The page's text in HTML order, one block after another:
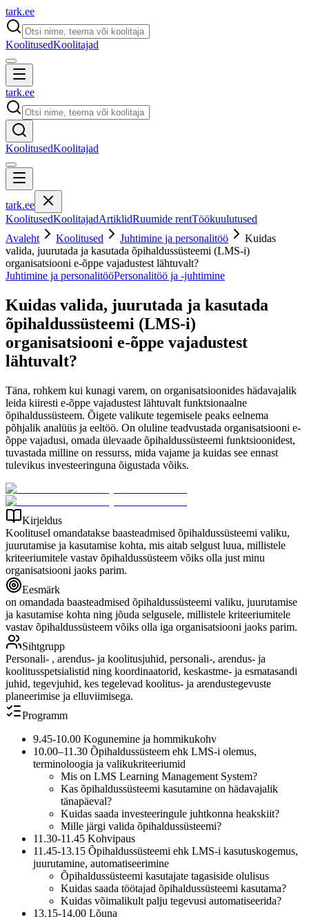
tark.ee
KoolitusedKoolitajad
tark.ee
KoolitusedKoolitajad
tark.ee
KoolitusedKoolitajadArtiklidRuumide rentTöökuulutused
Avaleht
Koolitused Juhtimine ja personalitöö
Kuidas
valida, juurutada ja kasutada õpihaldussüsteemi (LMS-i)
organisatsiooni e-õppe vajadustest lähtuvalt?
Juhtimine ja personalitööPersonalitöö ja -juhtimine
Kuidas valida, juurutada ja kasutada
õpihaldussüsteemi (LMS-i)
organisatsiooni e-õppe vajadustest
lähtuvalt?
Täna, rohkem kui kunagi varem, on organisatsioonides hädavajalik
leida kiiresti e-õppe vajadustest lähtuvalt funktsionaalne
õpihaldussüsteem. Õigete valikute tegemisele peaks eelnema
põhjalik analüüs ja eeltöö. On oluline teadvustada organisatsiooni e-
õppe vajadusi, omada ülevaade õpihaldussüsteemi funktsioonidest,
tuvastada milline on ressurss, mida vajame ja kuidas see ennast
tulevikus investeeringuna õigustada võiks.
Kirjeldus
Koolitusel omandatakse baasteadmised õpihaldussüsteemi valiku,
juurutamise ja kasutamise kohta, mis aitab selgust luua, millistele
kriteeriumitele vastav õpihaldussüsteem võiks olla just minu
organisatsiooni jaoks parim.
Eesmärk
on omandada baasteadmised õpihaldussüsteemi valiku, juurutamise
ja kasutamise kohta ning jõuda selgusele, millistele kriteeriumitele
vastav õpihaldussüsteem võiks olla iga organisatsiooni jaoks parim.
Sihtgrupp
Personali- , arendus- ja koolitusjuhid, personali-, arendus- ja
koolitusspetsialistid ning koordinaatorid, keskastme- ja esmatasandi
juhid, tegevjuhid, kes tegelevad koolitus- ja arendustegevuste
planeerimise ja elluviimisega.
Programm
9.45-10.00 Kogunemine ja hommikukohv
10.00–11.30 Õpihaldussüsteem ehk LMS-i olemus,
terminoloogia ja valikukriteeriumid
Mis on LMS Learning Management System?
Kas õpihaldussüsteemi kasutamine on hädavajalik
tänapäeval?
Kuidas saada investeeringule juhtkonna heakskiit?
Mille järgi valida õpihaldussüsteemi?
11.30-11.45 Kohvipaus
11.45-13.15 Õpihaldussüsteemi ehk LMS-i kasutuskogemus,
juurutamine, automatiseerimine
Õpihaldussüsteemi kasutajate tagasiside olulisus
Kuidas saada töötajad õpihaldussüsteemi kasutama?
Kuidas võimalikult palju tegevusi automatiseerida?
13.15-14.00 Lõuna